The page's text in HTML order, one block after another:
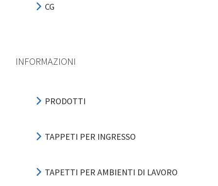
CG
INFORMAZIONI
PRODOTTI
TAPPETI PER INGRESSO
TAPETTI PER AMBIENTI DI LAVORO